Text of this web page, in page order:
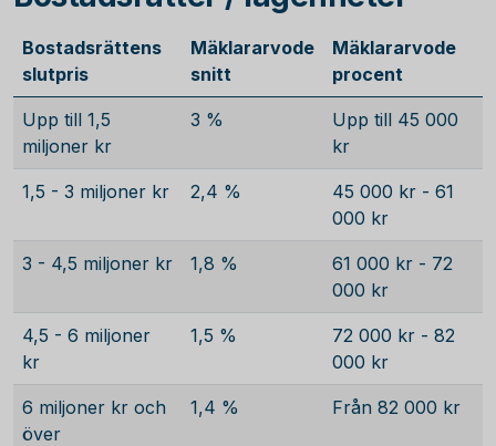
Bostadsrättens
slutpris
Mäklararvode
snitt
Mäklararvode
procent
Upp till 1,5
miljoner kr
3 %
Upp till 45 000
kr
1,5 - 3 miljoner kr 2,4 %
45 000 kr - 61
000 kr
3 - 4,5 miljoner kr 1,8 %
61 000 kr - 72
000 kr
4,5 - 6 miljoner
kr
1,5 %
72 000 kr - 82
000 kr
6 miljoner kr och
över
1,4 % Från 82 000 kr